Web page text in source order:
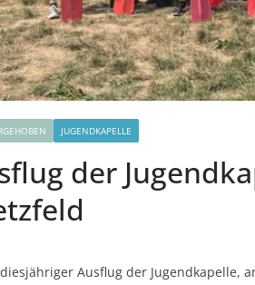
JUGENDKAPELLE
der
Ausflug der Jugendkapelle,